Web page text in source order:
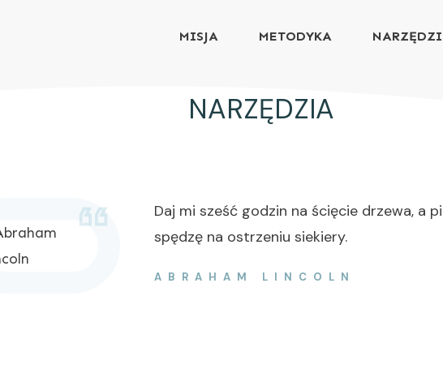
MISJA METODYKA
NARZĘDZIA
Daj mi sześć godzin na ścięcie drzewa, a
spędzę na ostrzeniu siekiery.
ABRAHAM LINCOLN